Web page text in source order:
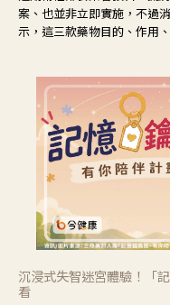
案、也並非立即實施，不過
示，這三款藥物目的、作用
沉浸式失智迷宮體驗！「
看